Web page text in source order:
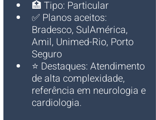
🏥 Tipo: Particular
✅ Planos aceitos:
Bradesco, SulAmérica,
Amil, Unimed-Rio, Porto
Seguro
⭐ Destaques: Atendimento
de alta complexidade,
referência em neurologia e
cardiologia.